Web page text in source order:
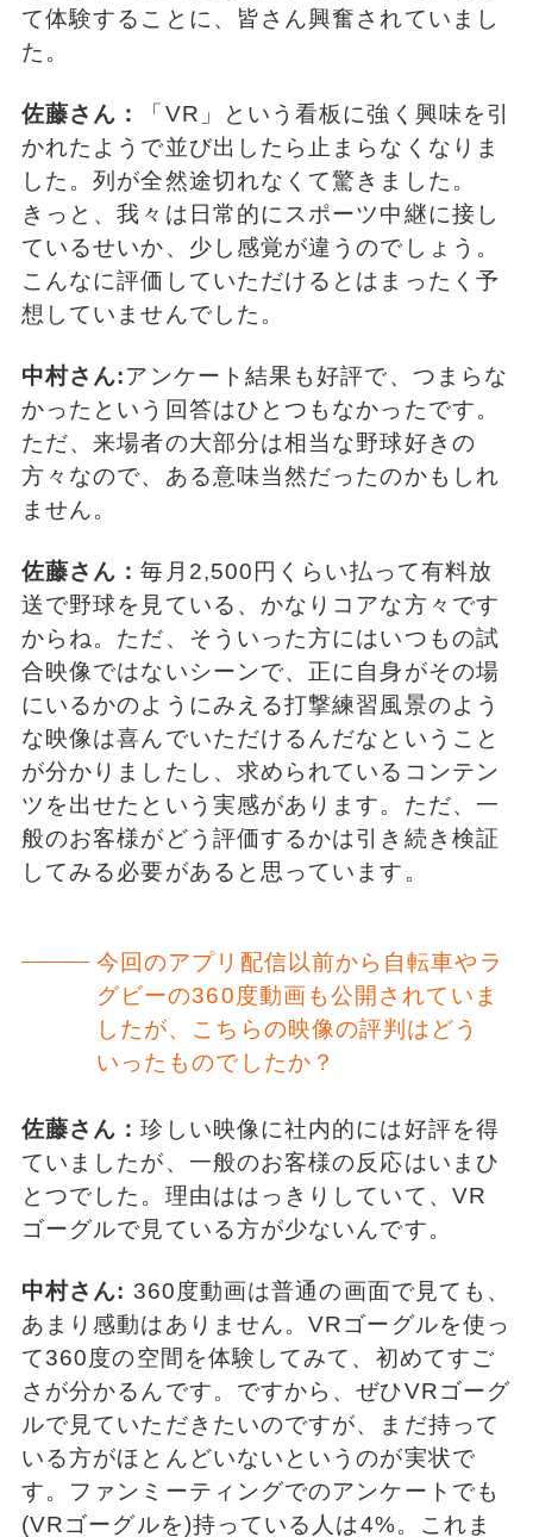
て体験することに、皆さん興奮されていまし
た。
佐藤さん：
「VR」という看板に強く興味を引
かれたようで並び出したら止まらなくなりま
した。列が全然途切れなくて驚きました。
きっと、我々は日常的にスポーツ中継に接し
ているせいか、少し感覚が違うのでしょう。
こんなに評価していただけるとはまったく予
想していませんでした。
中村さん:アンケート結果も好評で、つまらな
かったという回答はひとつもなかったです。
ただ、来場者の大部分は相当な野球好きの
方々なので、ある意味当然だったのかもしれ
ません。
佐藤さん：毎月2,500円くらい払って有料放
送で野球を見ている、かなりコアな方々です
からね。ただ、そういった方にはいつもの試
合映像ではないシーンで、正に自身がその場
にいるかのようにみえる打撃練習風景のよう
な映像は喜んでいただけるんだなということ
が分かりましたし、求められているコンテン
ツを出せたという実感があります。ただ、一
般のお客様がどう評価するかは引き続き検証
してみる必要があると思っています。
今回のアプリ配信以前から自転車やラ
グビーの360度動画も公開されていま
したが、こちらの映像の評判はどう
いったものでしたか？
佐藤さん：珍しい映像に社内的には好評を得
ていましたが、一般のお客様の反応はいまひ
とつでした。理由ははっきりしていて、VR
ゴーグルで見ている方が少ないんです。
中村さん: 360度動画は普通の画面で見ても、
あまり感動はありません。VRゴーグルを使っ
て360度の空間を体験してみて、初めてすご
さが分かるんです。ですから、ぜひVRゴーグ
ルで見ていただきたいのですが、まだ持って
いる方がほとんどいないというのが実状で
す。ファンミーティングでのアンケートでも
(VRゴーグルを)持っている人は4%。これま